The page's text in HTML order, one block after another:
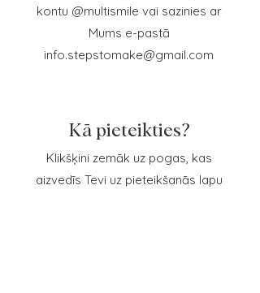
kontu @multismile vai sazinies ar
Mums e-pastā
info.stepstomake@gmail.com
​Kā pieteikties?
Klikšķini zemāk uz pogas, kas
aizvedīs Tevi uz pieteikšanās lapu